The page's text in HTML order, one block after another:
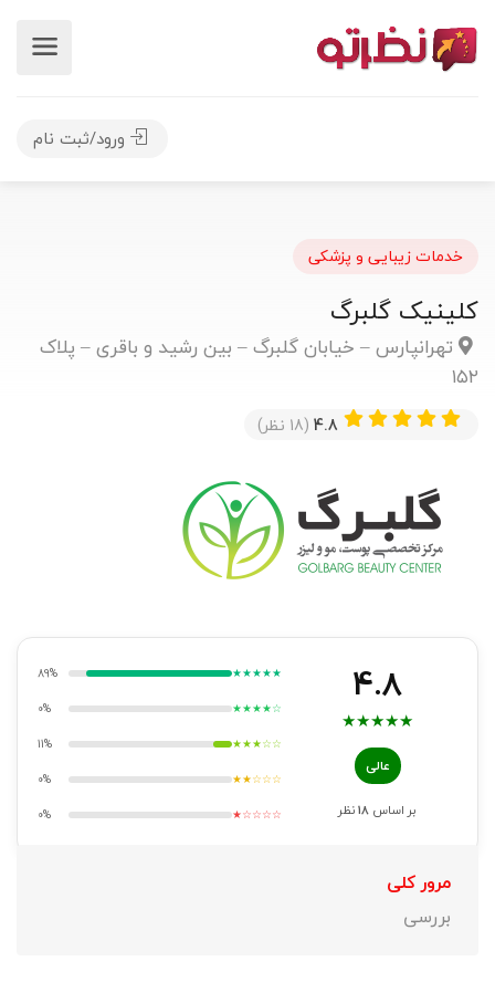
ورود/ثبت نام
خدمات زیبایی و پزشکی
کلینیک گلبرگ
تهرانپارس – خیابان گلبرگ – بین رشید و باقری – پلاک
۱۵۲
4.8 (18 نظر)
4.8
★
★
★
★
★
عالی
بر اساس 18نظر
★★★★★
89%
★★★★☆
0%
★★★☆☆
11%
★★☆☆☆
0%
★☆☆☆☆
0%
مرور کلی
بررسی